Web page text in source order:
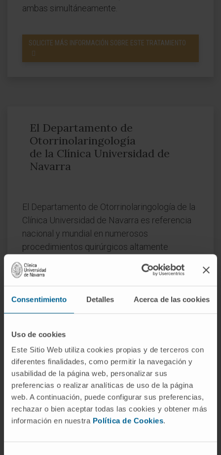
Consentimiento Detalles Acerca de las cookies
Uso de cookies
Este Sitio Web utiliza cookies propias y de terceros con
diferentes finalidades, como permitir la navegación y
usabilidad de la página web, personalizar sus
preferencias o realizar analíticas de uso de la página
web. A continuación, puede configurar sus preferencias,
rechazar o bien aceptar todas las cookies y obtener más
información en nuestra Política de Cookies.
ambas simultáneamente.
SOLICITE MÁS INFORMACIÓN SOBRE ESTE TRATAMIENTO
El Departamento de
Otorrinolaringología
de la Clínica Universidad de
Navarra
El Departamento de Otorrinolaringología de la
Clínica Universidad de Navarra es referencia
nacional y mundial en numerosos
procedimientos quirúrgicos altamente
realizamos todas las pruebas diagnósticas en
tiempo posible.
Hemos sidos de los primeros centros de
España en utilizar cirugía robótica en el
tratamiento quirúrgico con el sistema Da
Vinci®.
Organizados en unidades especializadas